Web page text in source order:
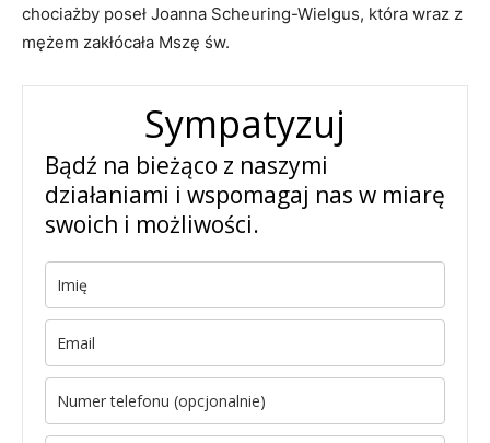
chociażby poseł Joanna Scheuring-Wielgus, która wraz z
mężem zakłócała Mszę św.
Sympatyzuj
Bądź na bieżąco z naszymi
działaniami i wspomagaj nas w miarę
swoich i możliwości.